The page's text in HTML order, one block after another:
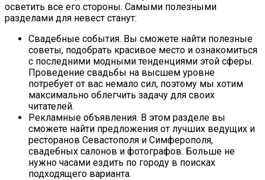
осветить все его стороны. Самыми полезными
разделами для невест станут:
Свадебные события. Вы сможете найти полезные
советы, подобрать красивое место и ознакомиться
с последними модными тенденциями этой сферы.
Проведение свадьбы на высшем уровне
потребует от вас немало сил, поэтому мы хотим
максимально облегчить задачу для своих
читателей.
Рекламные объявления. В этом разделе вы
сможете найти предложения от лучших ведущих и
ресторанов Севастополя и Симферополя,
свадебных салонов и фотографов. Больше не
нужно часами ездить по городу в поисках
подходящего варианта.